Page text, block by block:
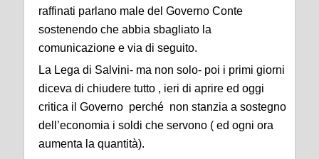
raffinati parlano male del Governo Conte
sostenendo che abbia sbagliato la
comunicazione e via di seguito.
La Lega di Salvini- ma non solo- poi i primi giorni
diceva di chiudere tutto , ieri di aprire ed oggi
critica il Governo perché non stanzia a sostegno
dell’economia i soldi che servono ( ed ogni ora
aumenta la quantità).